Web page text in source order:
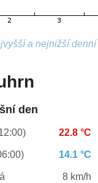
a nejnižší
den
22.8 °C
14.1 °C
8 km/h